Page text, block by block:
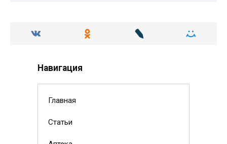
Навигация
Главная
Статьи